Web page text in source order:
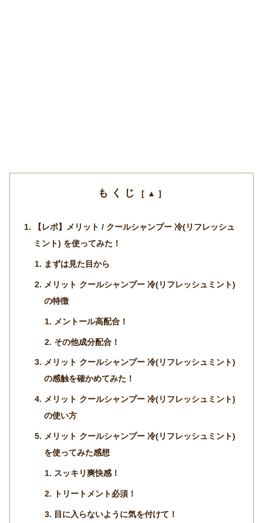
もくじ
【レポ】メリット / クールシャンプー 冷(リフレッシュ
ミント) を使ってみた！
まずは見た目から
メリット クールシャンプー 冷(リフレッシュミント)
の特徴
メントール高配合！
その他成分配合！
メリット クールシャンプー 冷(リフレッシュミント)
の感触を確かめてみた！
メリット クールシャンプー 冷(リフレッシュミント)
の使い方
メリット クールシャンプー 冷(リフレッシュミント)
を使ってみた感想
スッキリ爽快感！
トリートメント必須！
目に入らないように気を付けて！